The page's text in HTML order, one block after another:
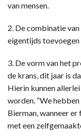
van mensen.
2. De combinatie
eigentijds toevoegen
3. De vorm van het
de krans, dit jaar is
Hierin kunnen
worden. “We
Bierman, wanneer er
met een